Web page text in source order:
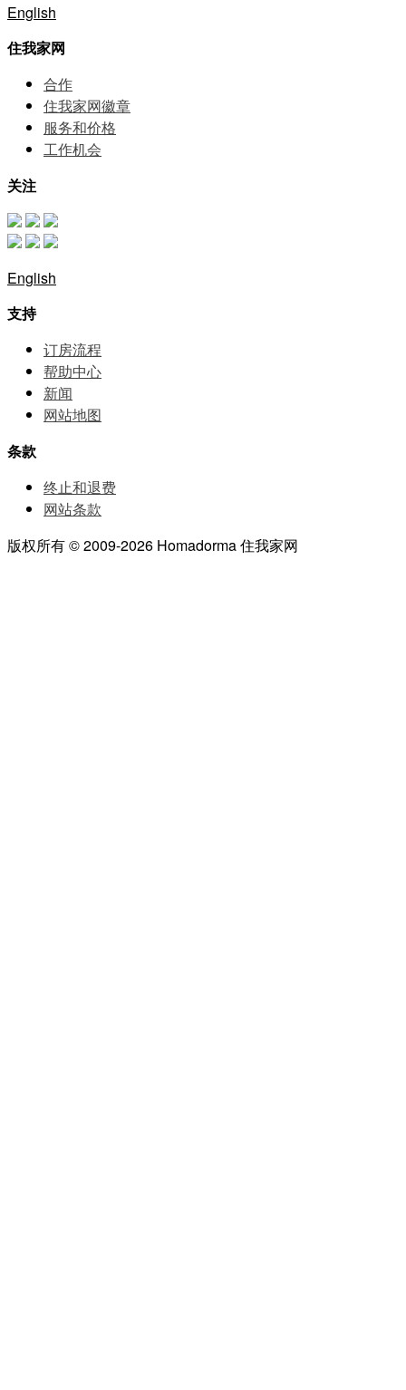
English
住我家网
合作
住我家网徽章
服务和价格
⼯作机会
关注
English
支持
订房流程
帮助中⼼
新闻
网站地图
条款
终止和退费
网站条款
版权所有 © 2009-2026 Homadorma 住我家网